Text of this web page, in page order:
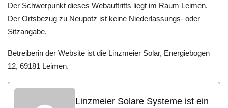
Der Schwerpunkt dieses Webauftritts liegt im Raum Leimen.
Der Ortsbezug zu Neupotz ist keine Niederlassungs- oder
Sitzangabe.
Betreiberin der Website ist die Linzmeier Solar, Energiebogen
12, 69181 Leimen.
Linzmeier Solare Systeme ist ein